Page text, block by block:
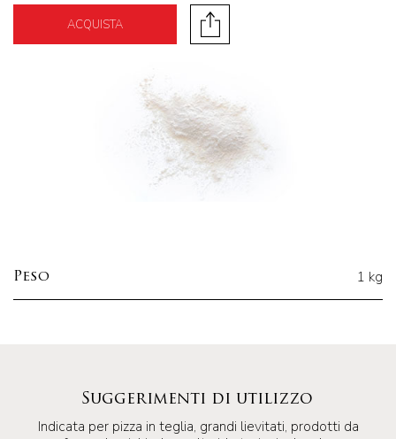
ACQUISTA
Peso 1 kg
Suggerimenti di utilizzo
Indicata per pizza in teglia, grandi lievitati, prodotti da